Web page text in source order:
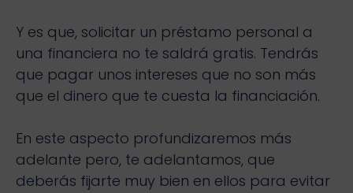
Y es que, solicitar un préstamo personal a
una financiera no te saldrá gratis. Tendrás
que pagar unos intereses que no son más
que el dinero que te cuesta la financiación.
En este aspecto profundizaremos más
adelante pero, te adelantamos, que
deberás fijarte muy bien en ellos para evitar